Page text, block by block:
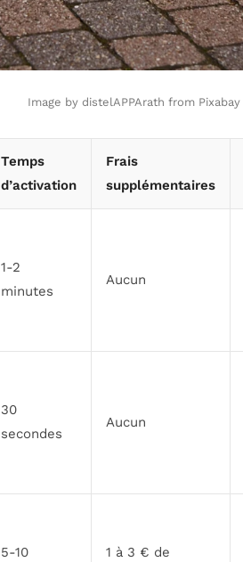
Image by distelAPPArath from Pixabay
Temps
d’activation
Frais
supplémentaires
1-2
minutes
Aucun
30
secondes
Aucun
5-10
1 à 3 € de